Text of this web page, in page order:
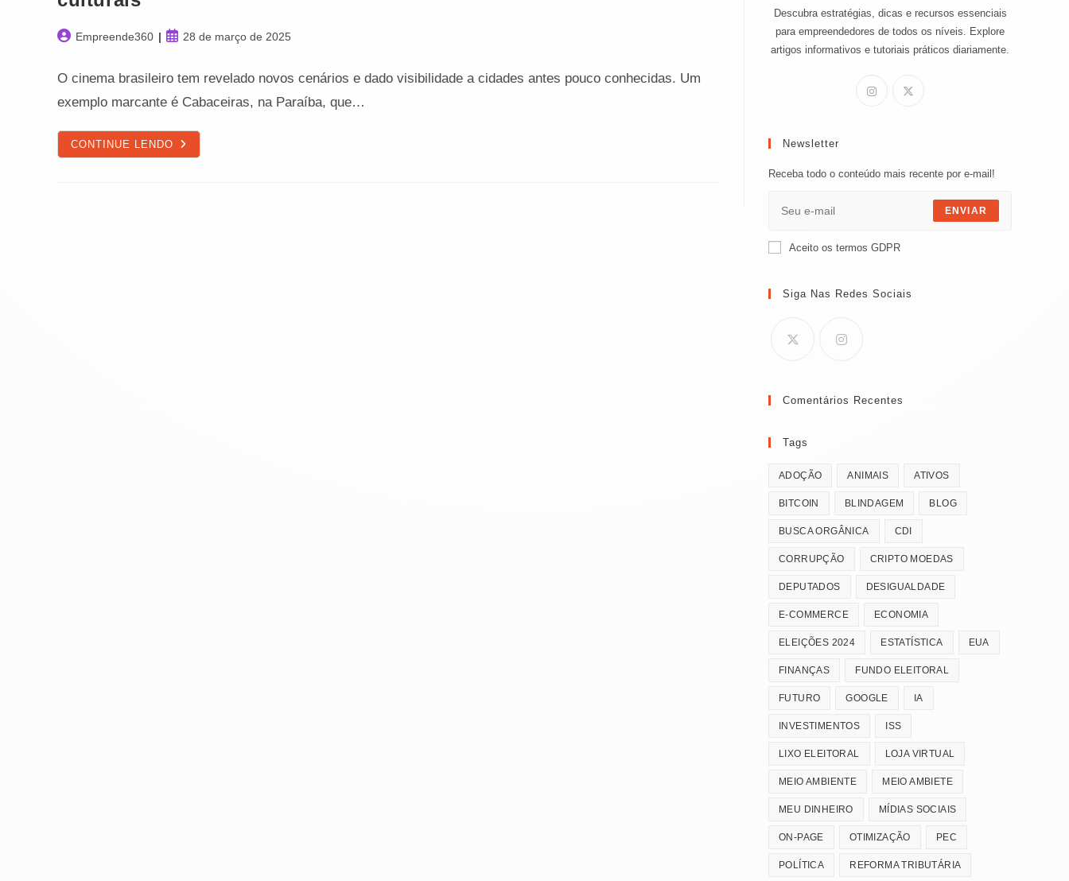
AutorEmpreende360
Post28 de março de 2025
O cinema brasileiro tem revelado novos cenários e dado visibilidade a cidades antes pouco conhecidas. Um
exemplo marcante é Cabaceiras, na Paraíba, que…
CONTINUE LENDO CINEMA
TRANSFORMA
Descubra estratégias, dicas e recursos essenciais
para empreendedores de todos os níveis. Explore
artigos informativos e tutoriais práticos diariamente.
Newsletter
Receba todo o conteúdo mais recente por e-mail!
ENVIAR
Aceito os termos GDPR
Siga Nas Redes Sociais
Comentários Recentes
Tags
ADOÇÃO ANIMAIS ATIVOS
BITCOIN BLINDAGEM BLOG
BUSCA ORGÂNICA CDI
CORRUPÇÃO CRIPTO MOEDAS
DEPUTADOS DESIGUALDADE
E-COMMERCE ECONOMIA
ELEIÇÕES 2024 ESTATÍSTICA EUA
FINANÇAS FUNDO ELEITORAL
FUTURO GOOGLE IA
INVESTIMENTOS ISS
LIXO ELEITORAL LOJA VIRTUAL
MEIO AMBIENTE MEIO AMBIETE
MEU DINHEIRO MÍDIAS SOCIAIS
ON-PAGE OTIMIZAÇÃO PEC
POLÍTICA REFORMA TRIBUTÁRIA